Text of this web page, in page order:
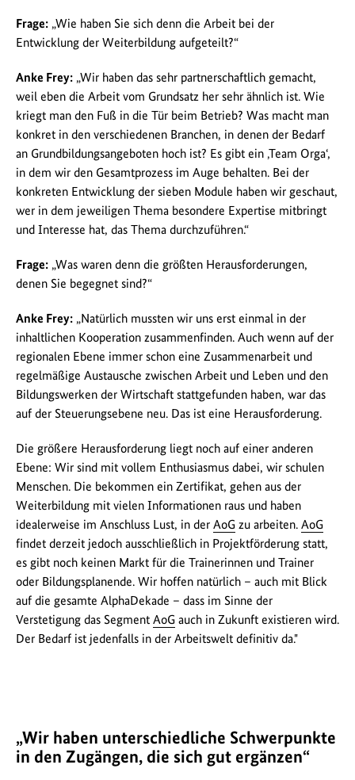
Frage: „Wie haben Sie sich denn die Arbeit bei der
Entwicklung der Weiterbildung aufgeteilt?“
Anke Frey: „Wir haben das sehr partnerschaftlich gemacht,
weil eben die Arbeit vom Grundsatz her sehr ähnlich ist. Wie
kriegt man den Fuß in die Tür beim Betrieb? Was macht man
konkret in den verschiedenen Branchen, in denen der Bedarf
an Grundbildungsangeboten hoch ist? Es gibt ein ‚Team Orga‘,
in dem wir den Gesamtprozess im Auge behalten. Bei der
konkreten Entwicklung der sieben Module haben wir geschaut,
wer in dem jeweiligen Thema besondere Expertise mitbringt
und Interesse hat, das Thema durchzuführen.“
Frage: „Was waren denn die größten Herausforderungen,
denen Sie begegnet sind?“
Anke Frey: „Natürlich mussten wir uns erst einmal in der
inhaltlichen Kooperation zusammenfinden. Auch wenn auf der
regionalen Ebene immer schon eine Zusammenarbeit und
regelmäßige Austausche zwischen Arbeit und Leben und den
Bildungswerken der Wirtschaft stattgefunden haben, war das
auf der Steuerungsebene neu. Das ist eine Herausforderung.
Die größere Herausforderung liegt noch auf einer anderen
Ebene: Wir sind mit vollem Enthusiasmus dabei, wir schulen
Menschen. Die bekommen ein Zertifikat, gehen aus der
Weiterbildung mit vielen Informationen raus und haben
idealerweise im Anschluss Lust, in der AoG zu arbeiten. AoG
findet derzeit jedoch ausschließlich in Projektförderung statt,
es gibt noch keinen Markt für die Trainerinnen und Trainer
oder Bildungsplanende. Wir hoffen natürlich – auch mit Blick
auf die gesamte AlphaDekade – dass im Sinne der
Verstetigung das Segment AoG auch in Zukunft existieren wird.
Der Bedarf ist jedenfalls in der Arbeitswelt definitiv da."
„Wir haben unterschiedliche Schwerpunkte
in den Zugängen, die sich gut ergänzen“